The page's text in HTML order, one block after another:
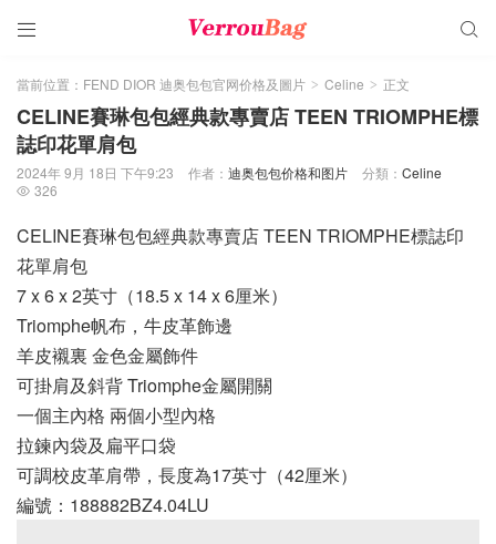
 
當前位置： FEND DIOR 迪奥包包官网价格及圖片 > Celine > 正文
CELINE賽琳包包經典款專賣店 TEEN TRIOMPHE標
誌印花單肩包
2024年 9月 18日 下午9:23 作者： 迪奥包包价格和图片 分類： Celine
 326
CELINE賽琳包包經典款專賣店 TEEN TRIOMPHE標誌印
花單肩包
7 x 6 x 2英寸（18.5 x 14 x 6厘米）
Triomphe帆布，牛皮革飾邊
羊皮襯裏 金色金屬飾件
可掛肩及斜背 Triomphe金屬開關
一個主內格 兩個小型內格
拉鍊內袋及扁平口袋
可調校皮革肩帶，長度為17英寸（42厘米）
編號：188882BZ4.04LU